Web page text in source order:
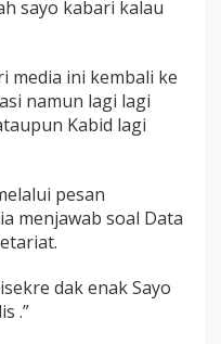
sayo kabari kalau
media ini kembali ke
namun lagi lagi
Kabid lagi
pesan
menjawab soal Data
dak enak Sayo
.”